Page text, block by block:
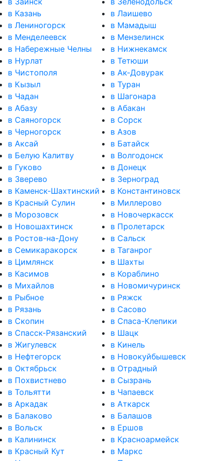
в Казань
в Лаишево
в Лениногорск
в Мамадыш
в Менделеевск
в Мензелинск
в Набережные Челны
в Нижнекамск
в Нурлат
в Тетюши
в Чистополя
в Ак-Довурак
в Кызыл
в Туран
в Чадан
в Шагонара
в Абазу
в Абакан
в Саяногорск
в Сорск
в Черногорск
в Азов
в Аксай
в Батайск
в Белую Калитву
в Волгодонск
в Гуково
в Донецк
в Зверево
в Зерноград
в Каменск-Шахтинский
в Константиновск
в Красный Сулин
в Миллерово
в Морозовск
в Новочеркасск
в Новошахтинск
в Пролетарск
в Ростов-на-Дону
в Сальск
в Семикаракорск
в Таганрог
в Цимлянск
в Шахты
в Касимов
в Кораблино
в Михайлов
в Новомичуринск
в Рыбное
в Ряжск
в Рязань
в Сасово
в Скопин
в Спаса-Клепики
в Спасск-Рязанский
в Шацк
в Жигулевск
в Кинель
в Нефтегорск
в Новокуйбышевск
в Октябрьск
в Отрадный
в Похвистнево
в Сызрань
в Тольятти
в Чапаевск
в Аркадак
в Аткарск
в Балаково
в Балашов
в Вольск
в Ершов
в Калининск
в Красноармейск
в Красный Кут
в Маркс